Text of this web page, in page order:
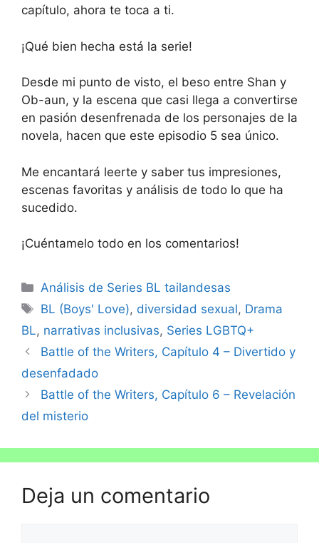
capítulo, ahora te toca a ti.
¡Qué bien hecha está la serie!
Desde mi punto de visto, el beso entre Shan y
Ob-aun, y la escena que casi llega a convertirse
en pasión desenfrenada de los personajes de la
novela, hacen que este episodio 5 sea único.
Me encantará leerte y saber tus impresiones,
escenas favoritas y análisis de todo lo que ha
sucedido.
¡Cuéntamelo todo en los comentarios!
Análisis de Series BL tailandesas
BL (Boys' Love), diversidad sexual, Drama
BL, narrativas inclusivas, Series LGBTQ+
Battle of the Writers, Capítulo 4 – Divertido y
desenfadado
Battle of the Writers, Capítulo 6 – Revelación
del misterio
Deja un comentario